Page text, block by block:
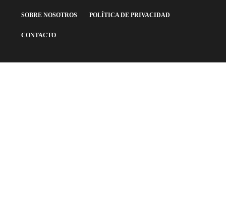
SOBRE NOSOTROS POLÍTICA DE PRIVACIDAD
CONTACTO